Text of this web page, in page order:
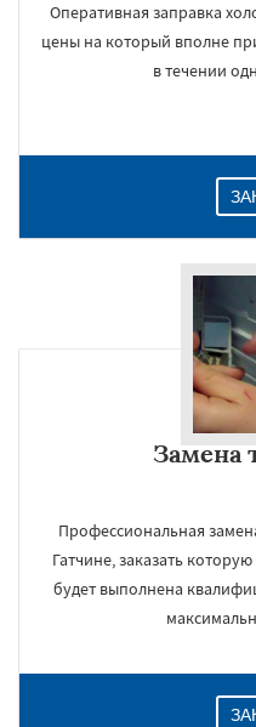
Оперативная заправка
цены на который вполне
в течении
Замена
Профессиональная
Гатчине, заказать
будет выполнена